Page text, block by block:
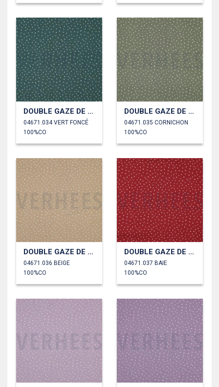
DOUBLE GAZE DE COTON PETITS POINTS
04671.034 VERT FONCÉ
100%CO
DOUBLE GAZE DE COTON PETITS POINTS
04671.035 CORNICHON
100%CO
DOUBLE GAZE DE COTON PETITS POINTS
04671.036 BEIGE
100%CO
DOUBLE GAZE DE COTON PETITS POINTS
04671.037 BAIE
100%CO